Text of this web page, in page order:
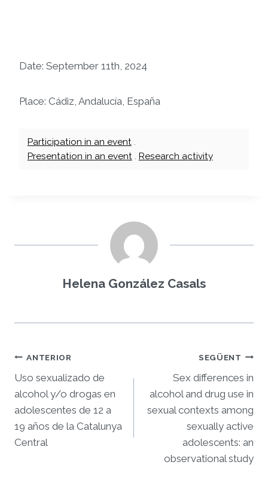
Date: September 11th, 2024
Place: Cádiz, Andalucía, España
Participation in an event .
Presentation in an event . Research activity
Helena González Casals
Navegació
d'entrades
ANTERIOR
Uso sexualizado de
alcohol y/o drogas en
adolescentes de 12 a
19 años de la Catalunya
Central
SEGÜENT
Sex differences in
alcohol and drug use in
sexual contexts among
sexually active
adolescents: an
observational study